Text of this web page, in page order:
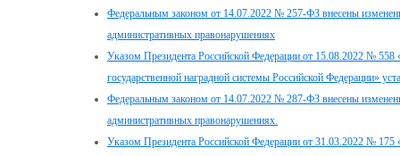
Федеральным законом от 14.07.2022 № 257-ФЗ внесены
административных правонарушениях
Указом Президента Российской Федерации от 15.08.2022 № 558
государственной наградной системы Российской Федерации»
Федеральным законом от 14.07.2022 № 287-ФЗ внесены
административных правонарушениях.
Указом Президента Российской Федерации от 31.03.2022 №